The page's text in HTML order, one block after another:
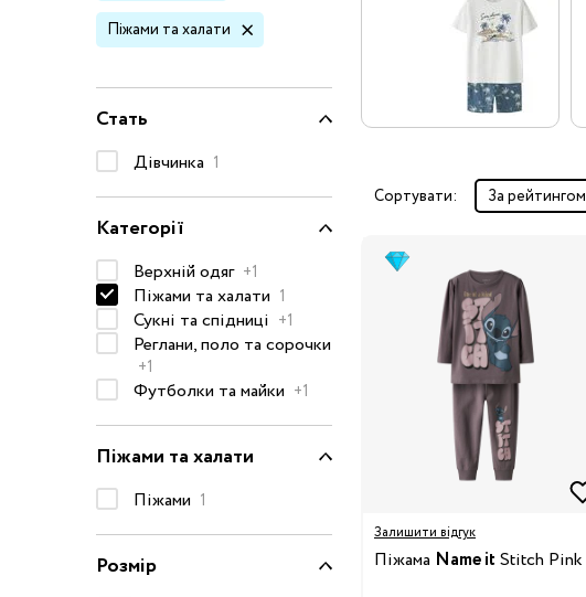
Одяг
Комбінезони,
комплекти, боді
Спідня білизна
Пелюшки
Піжами та халати
Сукні та спідниці
Термобілизна
Рушники та накидки
Реглани, поло та
сорочки
Рюкзаки та сумки
Футболки та майки
Шорти
Аксесуари
Піжами та халати
Стать
Дівчинка 1
Категорії
Верхній одяг +1
Піжами та халати 1
Сукні та спідниці +1
Реглани, поло та сорочки
+1
Футболки та майки +1
Піжами та халати
Піжами 1
Розмір
Сортувати: за рейтингом
Залишити відгук
Піжама Name it Stitch Pink